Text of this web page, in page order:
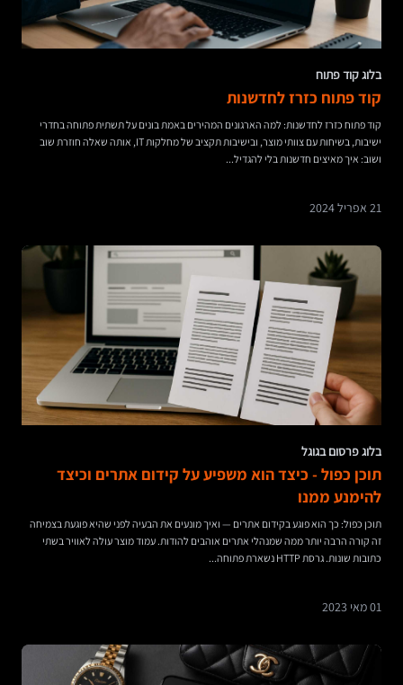
בלוג קוד פתוח
קוד פתוח כזרז לחדשנות
קוד פתוח כזרז לחדשנות: למה הארגונים המהירים באמת בונים על תשתית פתוחה בחדרי
ישיבות, בשיחות עם צוותי מוצר, ובישיבות תקציב של מחלקות IT, אותה שאלה חוזרת שוב
ושוב: איך מאיצים חדשנות בלי להגדיל...
21 אפריל 2024
בלוג פרסום בגוגל
תוכן כפול - כיצד הוא משפיע על קידום אתרים וכיצד
להימנע ממנו
תוכן כפול: כך הוא פוגע בקידום אתרים — ואיך מונעים את הבעיה לפני שהיא פוגעת בצמיחה
זה קורה הרבה יותר ממה שמנהלי אתרים אוהבים להודות. עמוד מוצר עולה לאוויר בשתי
כתובות שונות. גרסת HTTP נשארת פתוחה...
01 מאי 2023